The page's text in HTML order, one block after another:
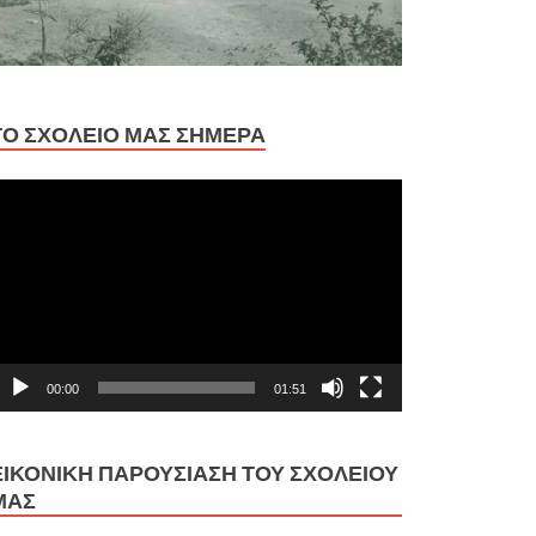
ΣΧΟΛΕΊΟ ΜΑΣ ΣΉΜΕΡΑ
00:00 01:51
ΠΑΡΟΥΣΊΑΣΗ ΤΟΥ ΣΧΟΛΕΊΟΥ